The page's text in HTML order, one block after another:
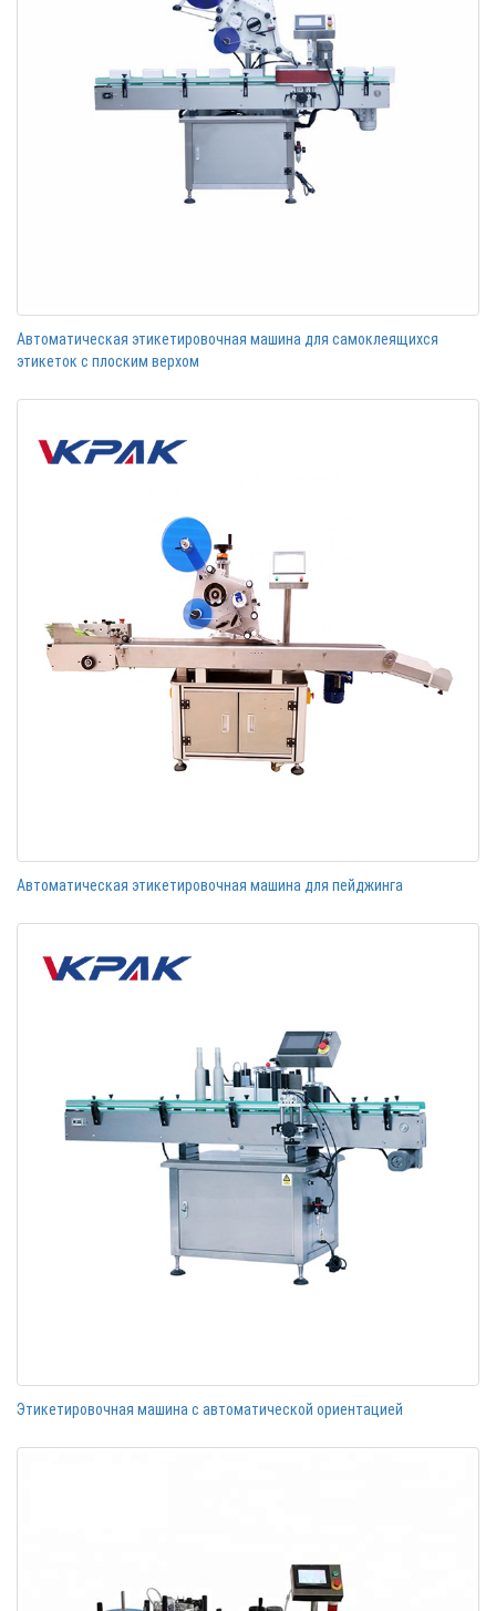
Автоматическая этикетировочная машина для самоклеящихся
этикеток с плоским верхом
Автоматическая этикетировочная машина для пейджинга
Этикетировочная машина с автоматической ориентацией